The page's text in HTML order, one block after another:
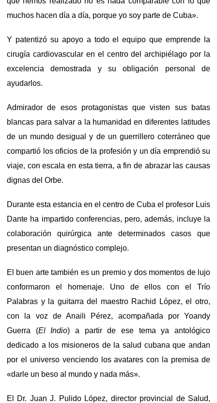
muchos hacen día a día, porque yo soy parte de Cuba».
Y patentizó su apoyo a todo el equipo que emprende la
cirugía cardiovascular en el centro del archipiélago por la
excelencia demostrada y su obligación personal de
ayudarlos.
Admirador de esos protagonistas que visten sus batas
blancas para salvar a la humanidad en diferentes latitudes
de un mundo desigual y de un guerrillero coterráneo que
compartió los oficios de la profesión y un día emprendió su
viaje, con escala en esta tierra, a fin de abrazar las causas
dignas del Orbe.
Durante esta estancia en el centro de Cuba el profesor Luis
Dante ha impartido conferencias, pero, además, incluye la
colaboración quirúrgica ante determinados casos que
presentan un diagnóstico complejo.
El buen arte también es un premio y dos momentos de lujo
conformaron el homenaje. Uno de ellos con el Trío
Palabras y la guitarra del maestro Rachid López, el otro,
con la voz de Anaili Pérez, acompañada por Yoandy
Guerra (El Indio) a partir de ese tema ya antológico
dedicado a los misioneros de la salud cubana que andan
por el universo venciendo los avatares con la premisa de
«darle un beso al mundo y nada más».
El Dr. Juan J. Pulido López, director provincial de Salud,